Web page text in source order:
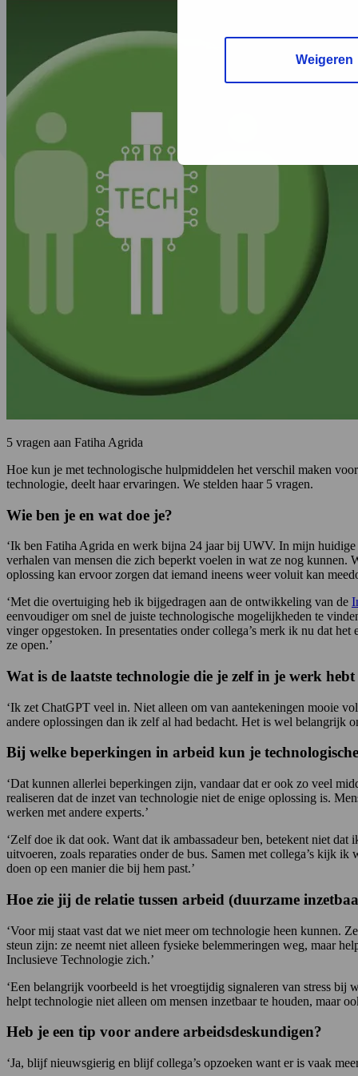
Weigeren
5 vragen aan Fatiha Agrida
Hoe kun je met technologische hulpmiddelen het verschil maken
technologie, deelt haar ervaringen. We stelden haar 5 vragen.
Wie ben je en wat doe je?
‘Ik ben Fatiha Agrida en werk bijna 24 jaar bij UWV. In mijn
verhalen van mensen die zich beperkt voelen in wat ze nog kunnen.
oplossing kan ervoor zorgen dat iemand ineens weer voluit kan
‘Met die overtuiging heb ik bijgedragen aan de ontwikkeling van de
eenvoudiger om snel de juiste technologische mogelijkheden te
vinger opgestoken. In presentaties onder collega’s merk ik nu dat
ze open.’
Wat is de laatste technologie die je zelf in je werk
‘Ik zet ChatGPT veel in. Niet alleen om van aantekeningen mooie
andere oplossingen dan ik zelf al had bedacht. Het is wel belangrijk
Bij welke beperkingen in arbeid kun je
‘Dat kunnen allerlei beperkingen zijn, vandaar dat er ook zo veel
realiseren dat de inzet van technologie niet de enige oplossing is.
werken met andere experts.’
‘Zelf doe ik dat ook. Want dat ik ambassadeur ben, betekent niet
uitvoeren, zoals reparaties onder de bus. Samen met collega’s kijk
doen op een manier die bij hem past.’
Hoe zie jij de relatie tussen arbeid (duurzame
‘Voor mij staat vast dat we niet meer om technologie heen kunnen.
steun zijn: ze neemt niet alleen fysieke belemmeringen weg, maar
Inclusieve Technologie zich.’
‘Een belangrijk voorbeeld is het vroegtijdig signaleren van stress
helpt technologie niet alleen om mensen inzetbaar te houden, maar
Heb je een tip voor andere arbeidsdeskundigen?
‘Ja, blijf nieuwsgierig en blijf collega’s opzoeken want er is vaak